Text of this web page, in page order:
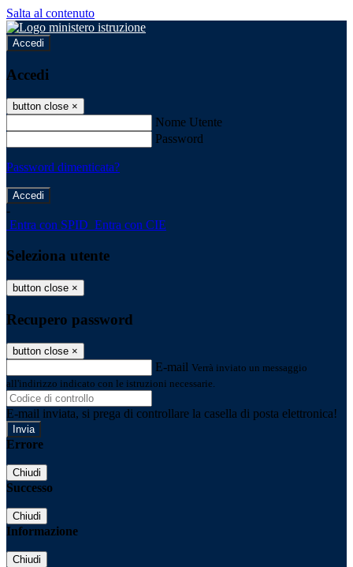
Salta al contenuto
Accedi
Accedi
button close ×
Nome Utente
Password
Password dimenticata?
-
Entra con SPID Entra con CIE
Seleziona utente
button close ×
Recupero password
button close ×
E-mail Verrà inviato un messaggio
all'indirizzo indicato con le istruzioni necessarie.
E-mail inviata, si prega di controllare la casella di posta elettronica!
Errore
Chiudi
Successo
Chiudi
Informazione
Chiudi